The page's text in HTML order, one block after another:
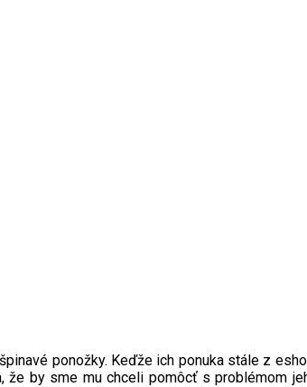
ponožky. Keďže ich ponuka stále z
by sme mu chceli pomôcť s problémom